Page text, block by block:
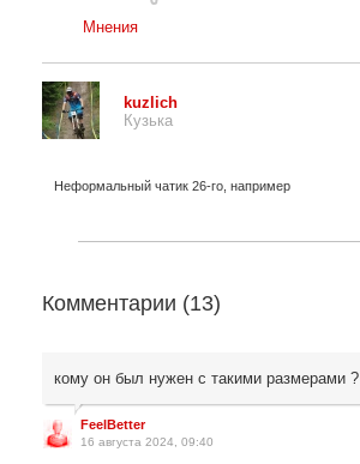
Мнения
kuzlich
Кузька
Неформальный чатик 26-го, например
Комментарии (13)
кому он был нужен с такими размерами ?
FeelBetter
16 августа 2024, 09:40